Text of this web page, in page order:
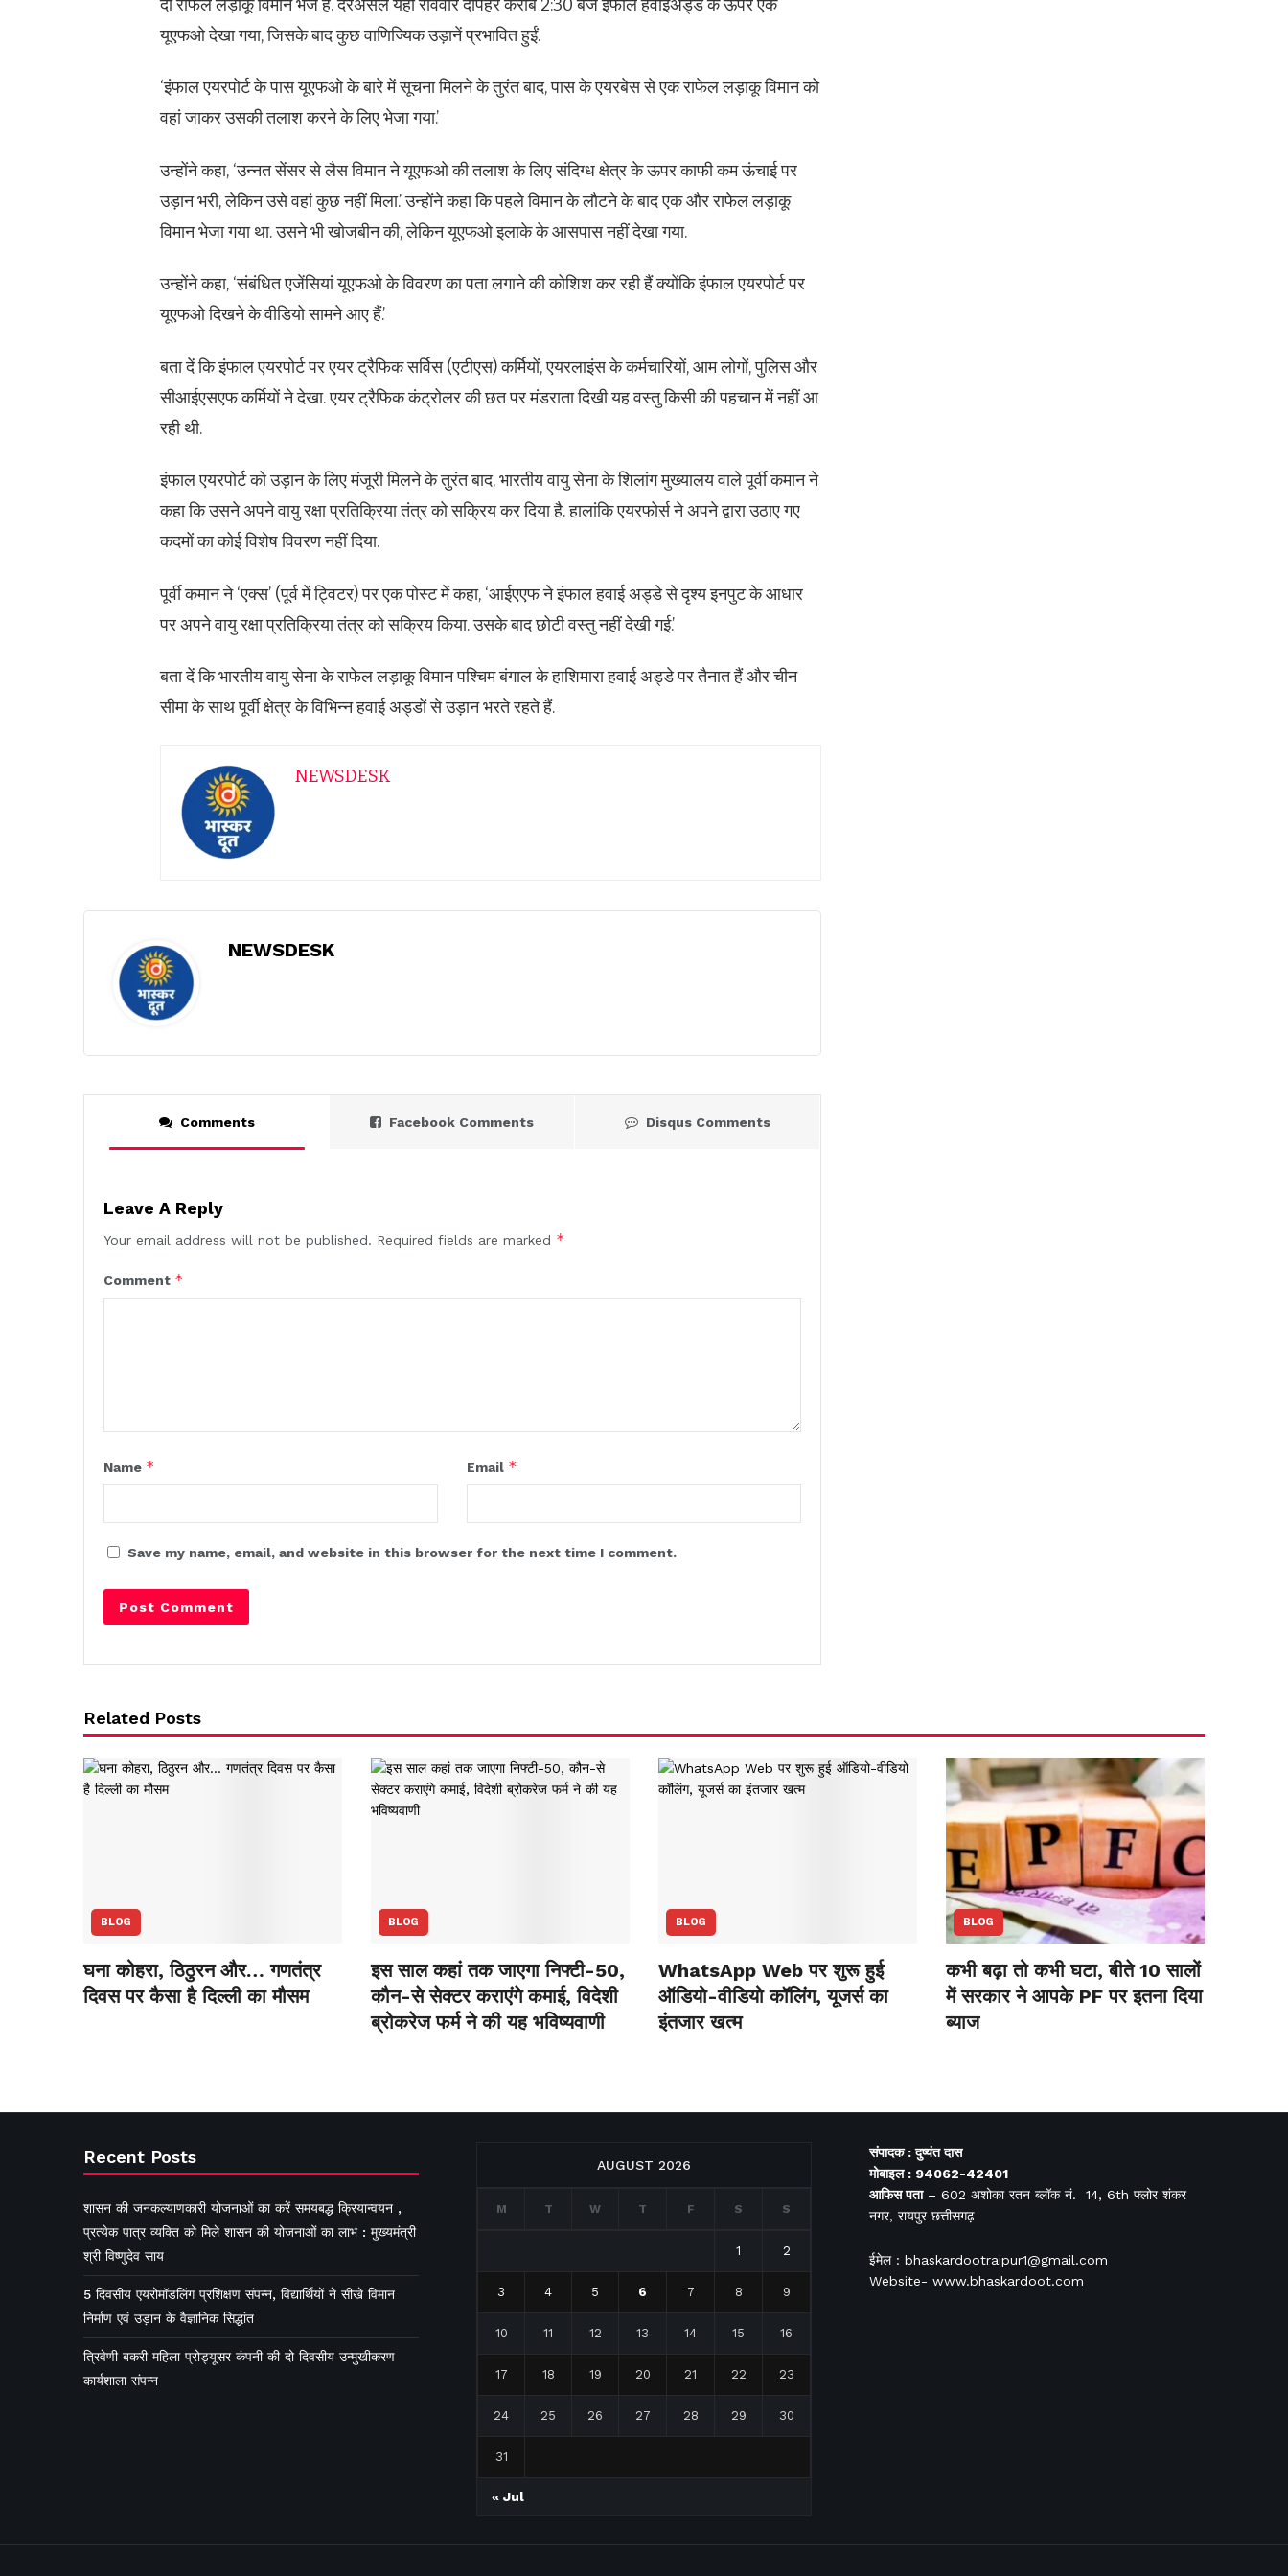
दो राफेल लड़ाकू विमान भेजे हैं. दरअसल यहां रविवार दोपहर करीब 2:30 बजे इंफाल हवाईअड्डे के ऊपर एक
यूएफओ देखा गया, जिसके बाद कुछ वाणिज्यिक उड़ानें प्रभावित हुईं.
‘इंफाल एयरपोर्ट के पास यूएफओ के बारे में सूचना मिलने के तुरंत बाद, पास के एयरबेस से एक राफेल लड़ाकू विमान को
वहां जाकर उसकी तलाश करने के लिए भेजा गया.’
उन्होंने कहा, ‘उन्नत सेंसर से लैस विमान ने यूएफओ की तलाश के लिए संदिग्ध क्षेत्र के ऊपर काफी कम ऊंचाई पर
उड़ान भरी, लेकिन उसे वहां कुछ नहीं मिला.’ उन्होंने कहा कि पहले विमान के लौटने के बाद एक और राफेल लड़ाकू
विमान भेजा गया था. उसने भी खोजबीन की, लेकिन यूएफओ इलाके के आसपास नहीं देखा गया.
उन्होंने कहा, ‘संबंधित एजेंसियां यूएफओ के विवरण का पता लगाने की कोशिश कर रही हैं क्योंकि इंफाल एयरपोर्ट पर
यूएफओ दिखने के वीडियो सामने आए हैं.’
बता दें कि इंफाल एयरपोर्ट पर एयर ट्रैफिक सर्विस (एटीएस) कर्मियों, एयरलाइंस के कर्मचारियों, आम लोगों, पुलिस और
सीआईएसएफ कर्मियों ने देखा. एयर ट्रैफिक कंट्रोलर की छत पर मंडराता दिखी यह वस्तु किसी की पहचान में नहीं आ
रही थी.
इंफाल एयरपोर्ट को उड़ान के लिए मंजूरी मिलने के तुरंत बाद, भारतीय वायु सेना के शिलांग मुख्यालय वाले पूर्वी कमान ने
कहा कि उसने अपने वायु रक्षा प्रतिक्रिया तंत्र को सक्रिय कर दिया है. हालांकि एयरफोर्स ने अपने द्वारा उठाए गए
कदमों का कोई विशेष विवरण नहीं दिया.
पूर्वी कमान ने ‘एक्स’ (पूर्व में ट्विटर) पर एक पोस्ट में कहा, ‘आईएएफ ने इंफाल हवाई अड्डे से दृश्य इनपुट के आधार
पर अपने वायु रक्षा प्रतिक्रिया तंत्र को सक्रिय किया. उसके बाद छोटी वस्तु नहीं देखी गई.’
बता दें कि भारतीय वायु सेना के राफेल लड़ाकू विमान पश्चिम बंगाल के हाशिमारा हवाई अड्डे पर तैनात हैं और चीन
सीमा के साथ पूर्वी क्षेत्र के विभिन्न हवाई अड्डों से उड़ान भरते रहते हैं.
NEWSDESK
NEWSDESK
Comments Facebook Comments Disqus Comments
Leave A Reply
Your email address will not be published. Required fields are marked *
Comment *
Name * Email *
Save my name, email, and website in this browser for the next time I comment.
Related Posts
BLOG
घना कोहरा, ठिठुरन और… गणतंत्र
दिवस पर कैसा है दिल्ली का मौसम
BLOG
इस साल कहां तक जाएगा निफ्टी-50,
कौन-से सेक्‍टर कराएंगे कमाई, विदेशी
ब्रोकरेज फर्म ने की यह भविष्‍यवाणी
BLOG
WhatsApp Web पर शुरू हुई
ऑडियो-वीडियो कॉलिंग, यूजर्स का
इंतजार खत्म
BLOG
कभी बढ़ा तो कभी घटा, बीते 10 सालों
में सरकार ने आपके PF पर इतना दिया
ब्याज
Recent Posts
शासन की जनकल्याणकारी योजनाओं का करें समयबद्ध क्रियान्वयन ,
प्रत्येक पात्र व्यक्ति को मिले शासन की योजनाओं का लाभ : मुख्यमंत्री
श्री विष्णुदेव साय
5 दिवसीय एयरोमॉडलिंग प्रशिक्षण संपन्न, विद्यार्थियों ने सीखे विमान
निर्माण एवं उड़ान के वैज्ञानिक सिद्धांत
त्रिवेणी बकरी महिला प्रोड्यूसर कंपनी की दो दिवसीय उन्मुखीकरण
कार्यशाला संपन्न
AUGUST 2026
M T W T F S S
1 2
3 4 5 6 7 8 9
10 11 12 13 14 15 16
17 18 19 20 21 22 23
24 25 26 27 28 29 30
31
« Jul
संपादक : दुष्यंत दास
मोबाइल : 94062-42401
आफिसपता– 602 अशोका रतन ब्लॉक नं. 14, 6th फ्लोर शंकर
नगर, रायपुर छत्तीसगढ़
ईमेल : bhaskardootraipur1@gmail.com
Website- www.bhaskardoot.com